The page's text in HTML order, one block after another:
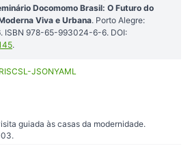
Docomomo Brasil: O Futuro do
Viva e Urbana. Porto Alegre:
ISBN 978-65-993024-6-6. DOI:
.
RISCSL-JSONYAML
guiada às casas da modernidade.